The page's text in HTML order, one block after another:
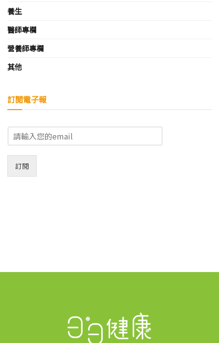
養生
醫師專欄
營養師專欄
其他
訂閱電子報
E
m
*
訂閱